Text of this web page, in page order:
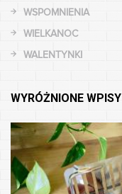
WSPOMNIENIA
WIELKANOC
WALENTYNKI
WYRÓŻNIONE WPISY